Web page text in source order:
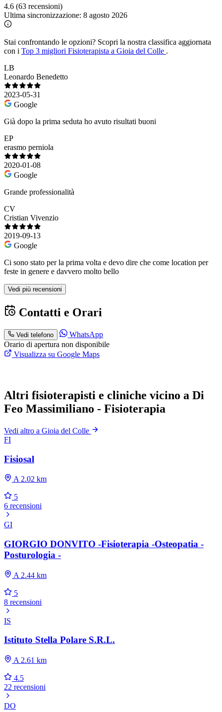
4.6 (63 recensioni)
Ultima sincronizzazione: 8 agosto 2026
Stai confrontando le opzioni? Scopri la nostra classifica aggiornata
con i Top 3 migliori Fisioterapista a Gioia del Colle .
LB
Leonardo Benedetto
2023-05-31
Google
Già dopo la prima seduta ho avuto risultati buoni
EP
erasmo perniola
2020-01-08
Google
Grande professionalità
CV
Cristian Vivenzio
2019-09-13
Google
Ci sono stato per la prima volta e devo dire che come location per
feste in genere e davvero molto bello
Vedi più recensioni
Contatti e Orari
Vedi telefono
WhatsApp
Orario di apertura non disponibile
Visualizza su Google Maps
Altri fisioterapisti e cliniche vicino a Di
Feo Massimiliano - Fisioterapia
Vedi altro a Gioia del Colle
FI
Fisiosal
A 2.02 km
5
6 recensioni
GI
GIORGIO DONVITO -Fisioterapia -Osteopatia -
Posturologia -
A 2.44 km
5
8 recensioni
IS
Istituto Stella Polare S.R.L.
A 2.61 km
4.5
22 recensioni
DO